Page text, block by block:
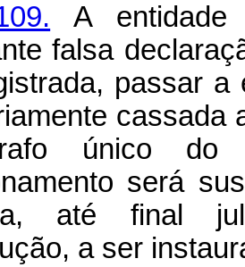
A entidade
falsa
passar a
cassada
único
será
até final
a ser